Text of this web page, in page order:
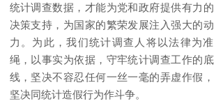
统计调查数据，才能为党和政府提供有力的
决策支持，为国家的繁荣发展注入强大的动
力。为此，我们统计调查人将以法律为准
绳，以事实为依据，守牢统计调查工作的底
线，坚决不容忍任何一丝一毫的弄虚作假，
坚决同统计造假行为作斗争。